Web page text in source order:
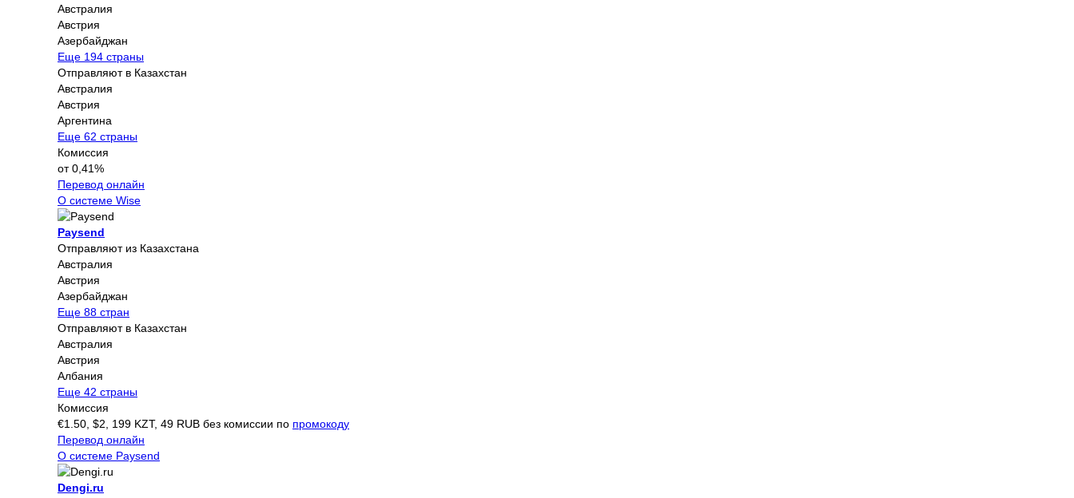
Австралия
Австрия
Азербайджан
Еще 194 страны
Отправляют в Казахстан
Австралия
Австрия
Аргентина
Еще 62 страны
Комиссия
от 0,41%
Перевод онлайн
О системе Wise
Paysend
Отправляют из Казахстана
Австралия
Австрия
Азербайджан
Еще 88 стран
Отправляют в Казахстан
Австралия
Австрия
Албания
Еще 42 страны
Комиссия
€1.50, $2, 199 KZT, 49 RUB без комиссии по промокоду
Перевод онлайн
О системе Paysend
Dengi.ru